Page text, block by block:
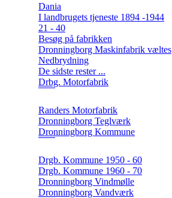
Dania
I landbrugets tjeneste 1894 -1944
21 - 40
Besøg på fabrikken
Dronningborg Maskinfabrik væltes
Nedbrydning
De sidste rester ...
Drbg. Motorfabrik
Randers Motorfabrik
Dronningborg Teglværk
Dronningborg Kommune
Drgb. Kommune 1950 - 60
Drgb. Kommune 1960 - 70
Dronningborg Vindmølle
Dronningborg Vandværk